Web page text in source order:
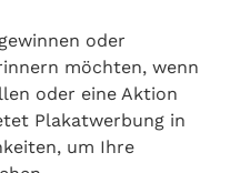
oder
möchten, wenn
oder eine Aktion
Plakatwerbung in
um Ihre